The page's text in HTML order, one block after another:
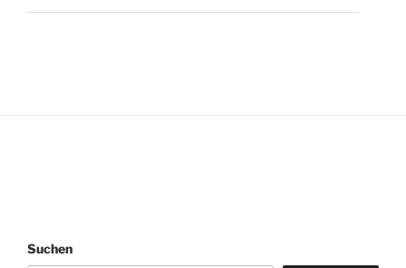
Suchen